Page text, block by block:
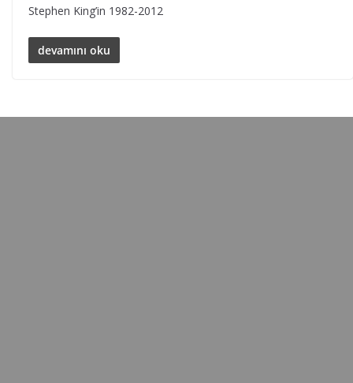
Stephen King’in 1982-2012
devamını oku